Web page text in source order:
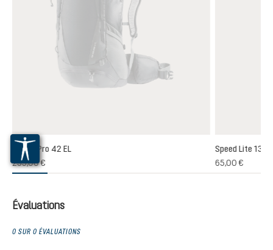
Futura Pro 42 EL
235,00 €
Speed Lite 13
65,00 €
Évaluations
0 SUR 0 ÉVALUATIONS